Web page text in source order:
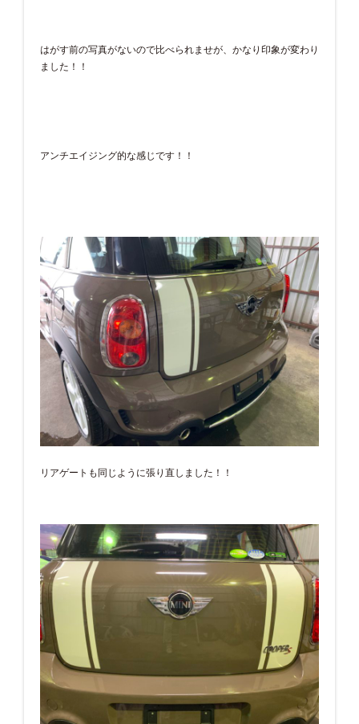
はがす前の写真がないので比べられませが、かなり印象が変わり
ました！！
アンチエイジング的な感じです！！
リアゲートも同じように張り直しました！！